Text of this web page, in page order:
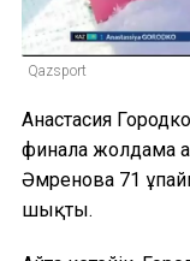
Qazsport
Анастасия
финалға жолдама
Әмренова 71
шықты.